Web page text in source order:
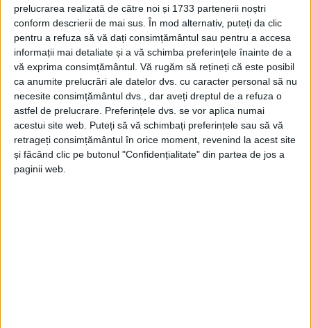
prelucrarea realizată de către noi și 1733 partenerii noștri
conform descrierii de mai sus. În mod alternativ, puteți da clic
pentru a refuza să vă dați consimțământul sau pentru a accesa
informații mai detaliate și a vă schimba preferințele înainte de a
vă exprima consimțământul. Vă rugăm să rețineți că este posibil
ca anumite prelucrări ale datelor dvs. cu caracter personal să nu
necesite consimțământul dvs., dar aveți dreptul de a refuza o
astfel de prelucrare. Preferințele dvs. se vor aplica numai
acestui site web. Puteți să vă schimbați preferințele sau să vă
retrageți consimțământul în orice moment, revenind la acest site
și făcând clic pe butonul "Confidențialitate" din partea de jos a
paginii web.
Nămolul băgat sub preș